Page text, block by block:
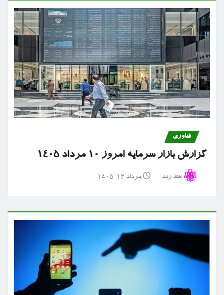
فناوری
گزارش بازار سرمایه امروز ۱۰ مرداد ۱۴۰۵
خط رند مرداد ۱۲, ۱۴۰۵